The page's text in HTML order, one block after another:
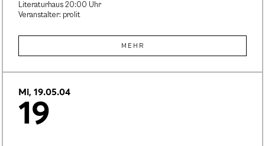
Literaturhaus 20:00 Uhr
Veranstalter: prolit
MEHR
Mi, 19.05.04
19